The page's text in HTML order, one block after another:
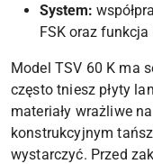
System:
FSK oraz
Model TSV 60 K ma
często tniesz płyty
materiały wrażliwe
konstrukcyjnym
wystarczyć. Przed